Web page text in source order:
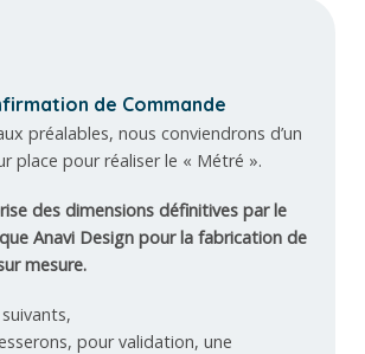
de Commande
préalables, nous conviendrons d’un
place pour réaliser le « Métré ».
des dimensions définitives par le
Anavi Design pour la fabrication de
mesure.
pour validation, une